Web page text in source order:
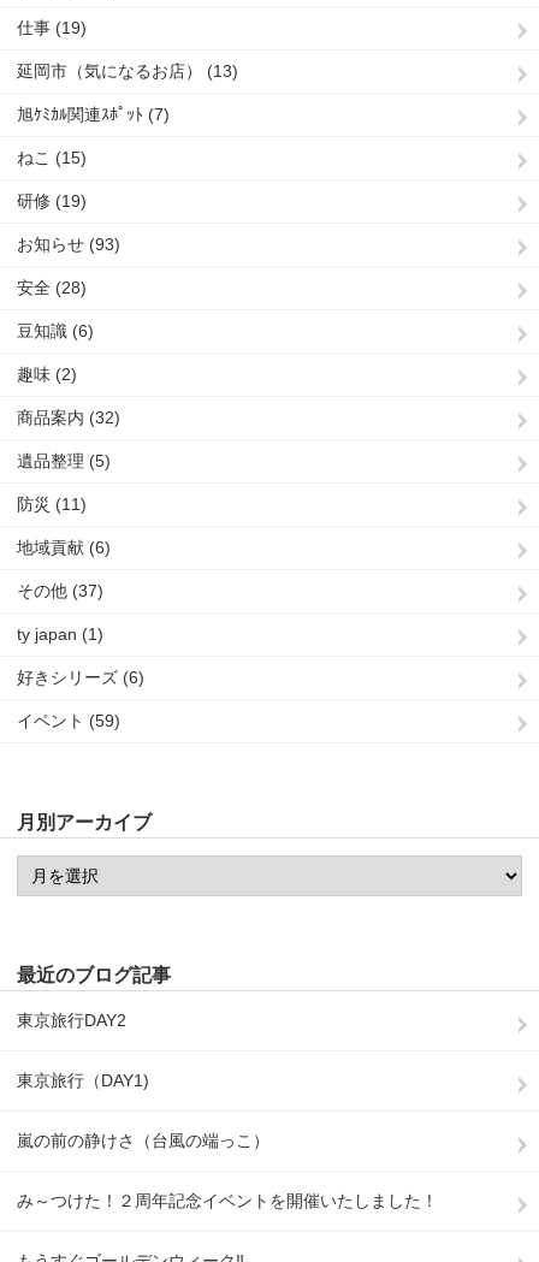
仕事 (19)
延岡市（気になるお店） (13)
旭ｹﾐｶﾙ関連ｽﾎﾟｯﾄ (7)
ねこ (15)
研修 (19)
お知らせ (93)
安全 (28)
豆知識 (6)
趣味 (2)
商品案内 (32)
遺品整理 (5)
防災 (11)
地域貢献 (6)
その他 (37)
ty japan (1)
好きシリーズ (6)
イベント (59)
月別アーカイブ
最近のブログ記事
東京旅行DAY2
東京旅行（DAY1)
嵐の前の静けさ（台風の端っこ）
み～つけた！２周年記念イベントを開催いたしました！